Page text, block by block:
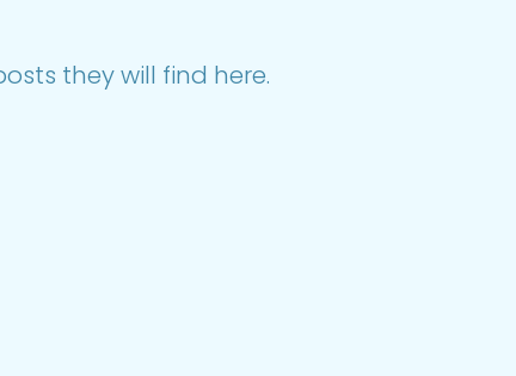
they will find here.